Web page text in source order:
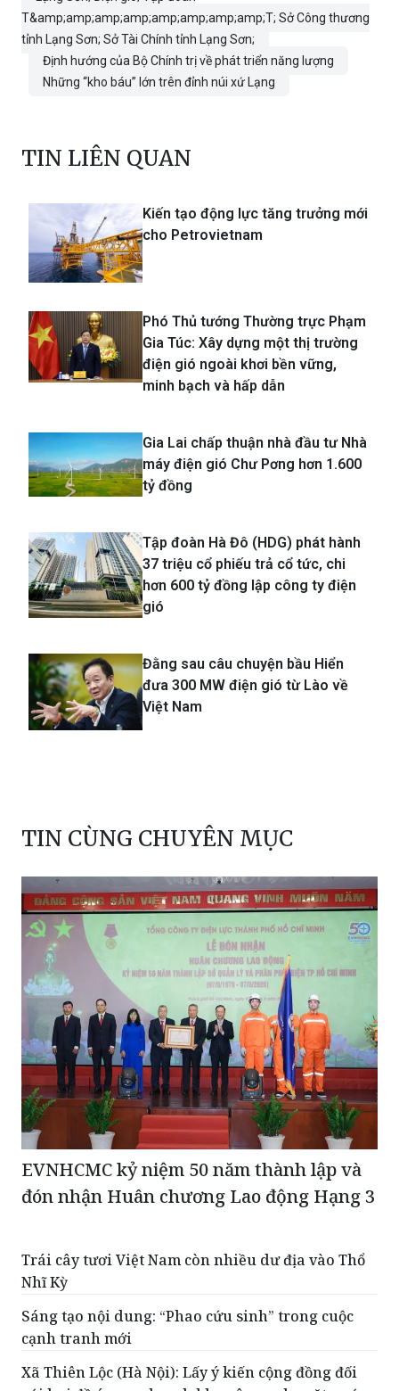
T&amp;amp;amp;amp;amp;amp;amp;amp;T; Sở Công thương
tỉnh Lạng Sơn; Sở Tài Chính tỉnh Lạng Sơn;
Định hướng của Bộ Chính trị về phát triển năng lượng
Những “kho báu” lớn trên đỉnh núi xứ Lạng
TIN LIÊN QUAN
Kiến tạo động lực tăng trưởng mới
cho Petrovietnam
Phó Thủ tướng Thường trực Phạm
Gia Túc: Xây dựng một thị trường
điện gió ngoài khơi bền vững,
minh bạch và hấp dẫn
Gia Lai chấp thuận nhà đầu tư Nhà
máy điện gió Chư Pơng hơn 1.600
tỷ đồng
Tập đoàn Hà Đô (HDG) phát hành
37 triệu cổ phiếu trả cổ tức, chi
hơn 600 tỷ đồng lập công ty điện
gió
Đằng sau câu chuyện bầu Hiển
đưa 300 MW điện gió từ Lào về
Việt Nam
TIN CÙNG CHUYÊN MỤC
EVNHCMC kỷ niệm 50 năm thành lập và
đón nhận Huân chương Lao động Hạng 3
Trái cây tươi Việt Nam còn nhiều dư địa vào Thổ
Nhĩ Kỳ
Sáng tạo nội dung: “Phao cứu sinh” trong cuộc
cạnh tranh mới
Xã Thiên Lộc (Hà Nội): Lấy ý kiến cộng đồng đối